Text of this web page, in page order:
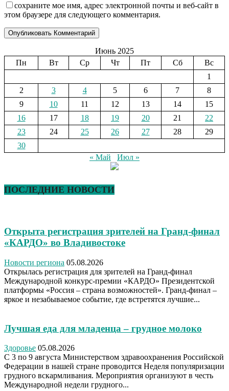
сохраните мое имя, адрес электронной почты и веб-сайт в
этом браузере для следующего комментария.
Июнь 2025
Пн
Вт Ср Чт Пт Сб
Вс
1
2
3 4 5 6 7
8
9
10 11 12 13 14
15
16
17 18 19 20 21
22
23
24 25 26 27 28
29
30
« Май
Июл »
ПОСЛЕДНИЕ НОВОСТИ
Открыта регистрация зрителей на Гранд-финал
«КАРДО» во Владивостоке
Новости региона 05.08.2026
Открылась регистрация для зрителей на Гранд-финал
Международной конкурс-премии «КАРДО» Президентской
платформы «Россия – страна возможностей». Гранд-финал –
яркое и незабываемое событие, где встретятся лучшие...
Лучшая еда для младенца – грудное молоко
Здоровье 05.08.2026
С 3 по 9 августа Министерством здравоохранения Российской
Федерации в нашей стране проводится Неделя популяризации
грудного вскармливания. Мероприятия организуют в честь
Международной недели грудного...